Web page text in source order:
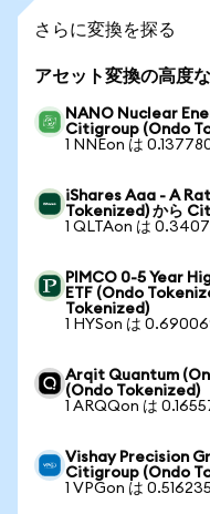
さらに変換を探る
アセット変換の高度
NANO Nuclear
Citigroup (Ondo
1 NNEon は
iShares Aaa - A
Tokenized) から
1 QLTAon は
PIMCO 0-5 Year
ETF (Ondo
Tokenized)
1 HYSon は
Arqit Quantum
(Ondo Tokenized)
1 ARQQon は
Vishay Precision
Citigroup (Ondo
1 VPGon は